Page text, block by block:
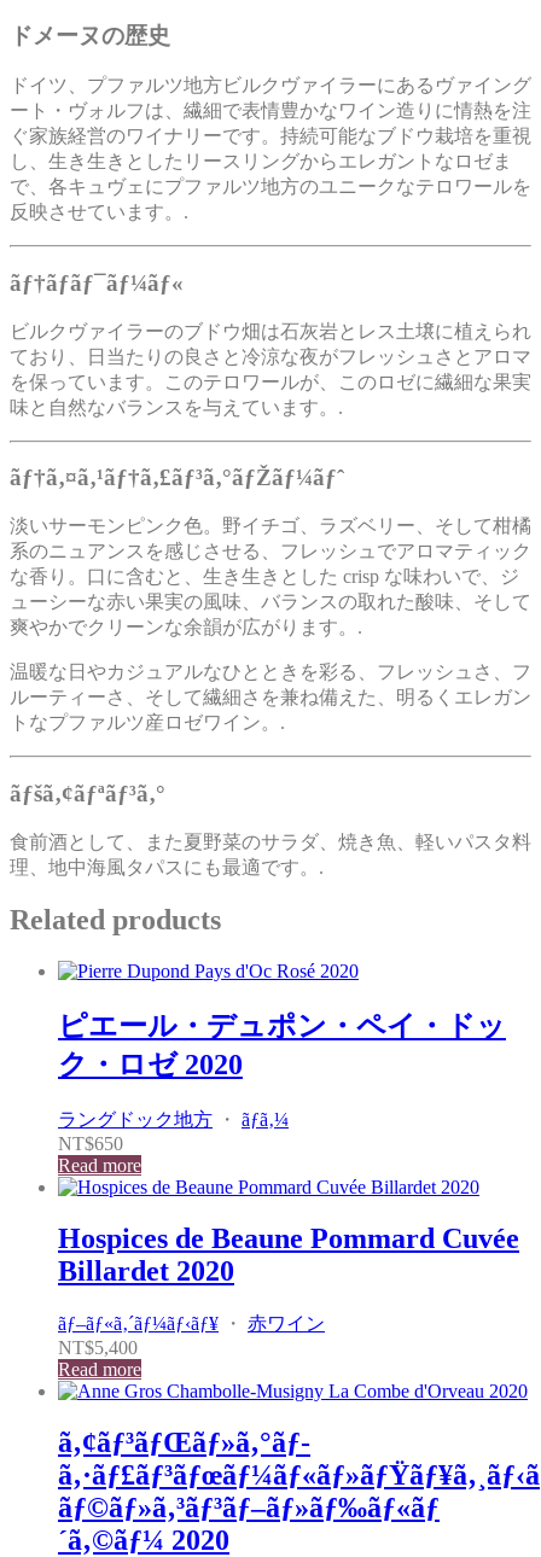
ドメーヌの歴史
ドイツ、プファルツ地方ビルクヴァイラーにあるヴァイング
ート・ヴォルフは、繊細で表情豊かなワイン造りに情熱を注
ぐ家族経営のワイナリーです。持続可能なブドウ栽培を重視
し、生き生きとしたリースリングからエレガントなロゼま
で、各キュヴェにプファルツ地方のユニークなテロワールを
反映させています。.
ãƒ†ãƒ­ãƒ¯ãƒ¼ãƒ«
ビルクヴァイラーのブドウ畑は石灰岩とレス土壌に植えられ
ており、日当たりの良さと冷涼な夜がフレッシュさとアロマ
を保っています。このテロワールが、このロゼに繊細な果実
味と自然なバランスを与えています。.
ãƒ†ã‚¤ã‚¹ãƒ†ã‚£ãƒ³ã‚°ãƒŽãƒ¼ãƒˆ
淡いサーモンピンク色。野イチゴ、ラズベリー、そして柑橘
系のニュアンスを感じさせる、フレッシュでアロマティック
な香り。口に含むと、生き生きとした crisp な味わいで、ジ
ューシーな赤い果実の風味、バランスの取れた酸味、そして
爽やかでクリーンな余韻が広がります。.
温暖な日やカジュアルなひとときを彩る、フレッシュさ、フ
ルーティーさ、そして繊細さを兼ね備えた、明るくエレガン
トなプファルツ産ロゼワイン。.
ãƒšã‚¢ãƒªãƒ³ã‚°
食前酒として、また夏野菜のサラダ、焼き魚、軽いパスタ料
理、地中海風タパスにも最適です。.
Related products
ピエール・デュポン・ペイ・ドッ
ク・ロゼ 2020
ラングドック地方 ・ ãƒ­ã‚¼
NT$650
Read more
Hospices de Beaune Pommard Cuvée
Billardet 2020
ãƒ–ãƒ«ã‚´ãƒ¼ãƒ‹ãƒ¥ ・ 赤ワイン
NT$5,400
Read more
ã‚¢ãƒ³ãƒŒãƒ»ã‚°ãƒ­
ãƒ©ãƒ»ã‚³ãƒ³ãƒ–ãƒ»ãƒ‰ãƒ«ãƒ
´ã‚©ãƒ¼ 2020